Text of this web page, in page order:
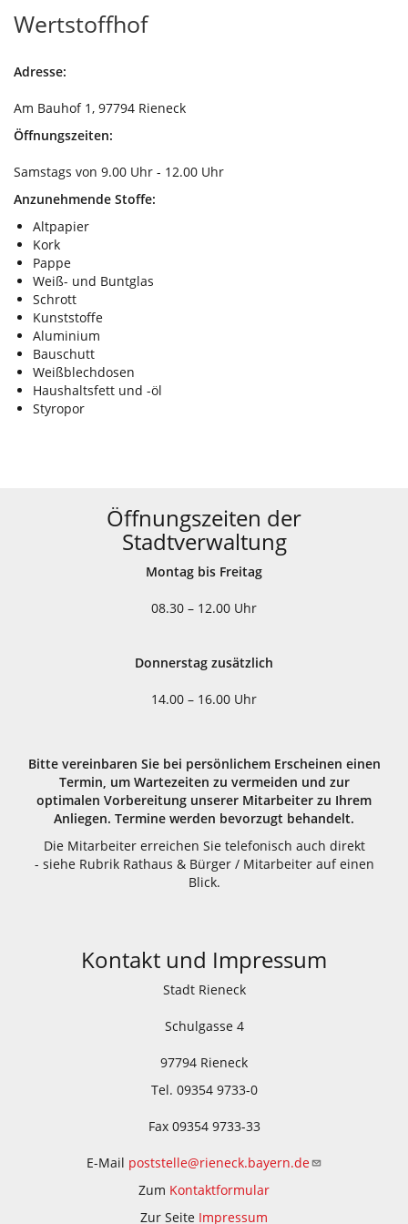
Wertstoffhof
Adresse:
Am Bauhof 1, 97794 Rieneck
Öffnungszeiten:
Samstags von 9.00 Uhr - 12.00 Uhr
Anzunehmende Stoffe:
Altpapier
Kork
Pappe
Weiß- und Buntglas
Schrott
Kunststoffe
Aluminium
Bauschutt
Weißblechdosen
Haushaltsfett und -öl
Styropor
Öffnungszeiten der
Stadtverwaltung
Montag bis Freitag
08.30 – 12.00 Uhr
Donnerstag zusätzlich
14.00 – 16.00 Uhr
Bitte vereinbaren Sie bei persönlichem Erscheinen einen
Termin, um Wartezeiten zu vermeiden und zur
optimalen Vorbereitung unserer Mitarbeiter zu Ihrem
Anliegen. Termine werden bevorzugt behandelt.
Die Mitarbeiter erreichen Sie telefonisch auch direkt
- siehe Rubrik Rathaus & Bürger / Mitarbeiter auf einen
Blick.
Kontakt und Impressum
Stadt Rieneck
Schulgasse 4
97794 Rieneck
Tel. 09354 9733-0
Fax 09354 9733-33
E-Mail poststelle@rieneck.bayern.de
Zum Kontaktformular
Zur Seite Impressum